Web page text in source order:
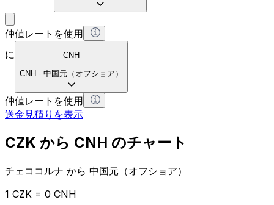
仲値レートを使用
に
CNH
CNH - 中国元（オフショア）
仲値レートを使用
送金見積りを表示
CZK から CNH のチャート
チェココルナ から 中国元（オフショア）
1 CZK = 0 CNH